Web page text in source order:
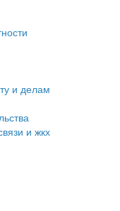
округа
учтенных
малого и
и делам
и жкх